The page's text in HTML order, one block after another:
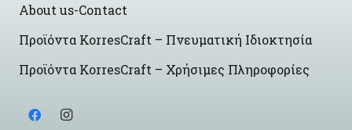
About us-Contact
Προϊόντα KorresCraft – Πνευματική Ιδιοκτησία
Προϊόντα KorresCraft – Χρήσιμες Πληροφορίες